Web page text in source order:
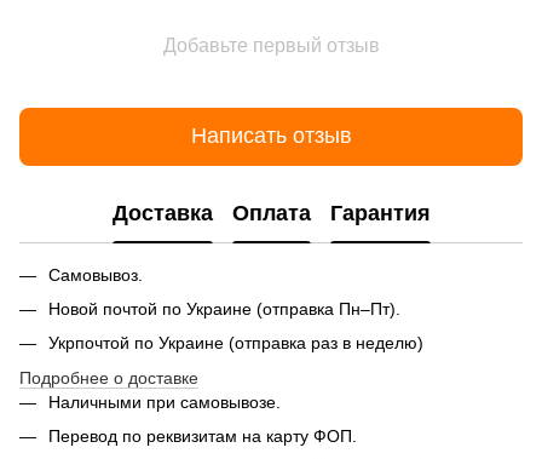
Добавьте первый отзыв
Написать отзыв
Доставка Оплата Гарантия
Самовывоз.
Новой почтой по Украине (отправка Пн–Пт).
Укрпочтой по Украине (отправка раз в неделю)
Подробнее о доставке
Наличными при самовывозе.
Перевод по реквизитам на карту ФОП.